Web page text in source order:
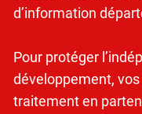
d’information
Pour protéger
développement,
traitement en